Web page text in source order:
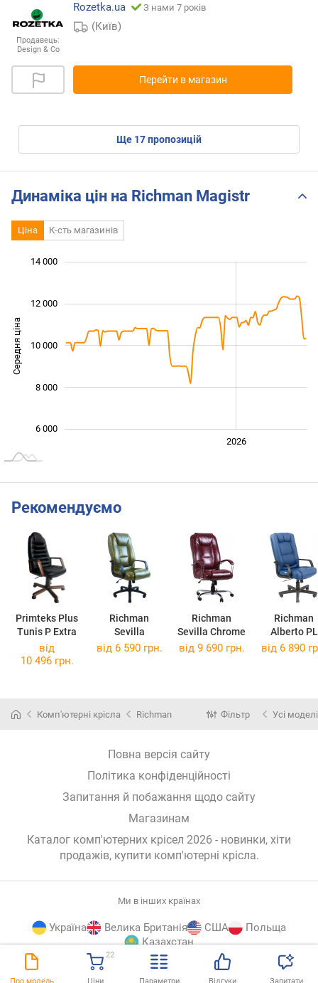
22
Продавець:
Design & Co
Rozetka.ua
З нами 7 років
(Київ)
Перейти в магазин
ще 17пропозицій
Динаміка цін на Richman Magistr
Ціна К-сть магазинів
Середня ціна 10 000
6 000
8 000
10 000
12 000
14 000
2026
Рекомендуємо
Primteks Plus
Tunis P Extra
Richman
Sevilla
Richman
Sevilla Chrome
Richman
Alberto PL
від
10 496 грн.
від 6 590 грн. від 9 690 грн. від 6 890
Комп'ютерні крісла Richman Фільтр Усі моделі
Повна версія сайту
Політика конфіденційності
Запитання й побажання щодо сайту
Магазинам
Каталог комп'ютерних крісел 2026 - новинки, хіти
продажів, купити комп'ютерні крісла.
Ми в інших країнах
Україна Велика Британія США
Польща
Казахстан
© E-Katalog, 2026